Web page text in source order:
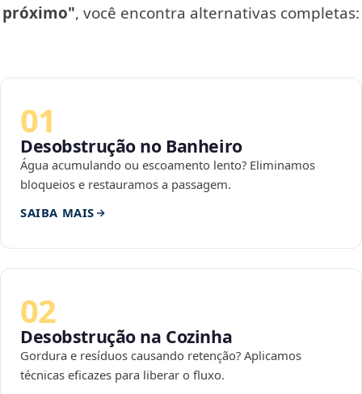
próximo", você encontra alternativas completas:
01
Desobstrução no Banheiro
Água acumulando ou escoamento lento? Eliminamos
bloqueios e restauramos a passagem.
SAIBA MAIS
02
Desobstrução na Cozinha
Gordura e resíduos causando retenção? Aplicamos
técnicas eficazes para liberar o fluxo.